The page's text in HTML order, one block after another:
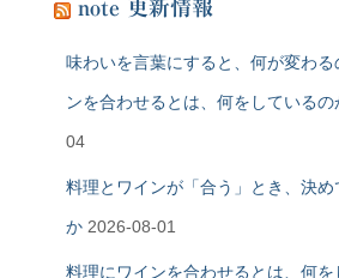
note 更新情報
味わいを言葉にすると、何が変わ
ンを合わせるとは、何をしているの
04
料理とワインが「合う」とき、決
か 2026-08-01
料理にワインを合わせるとは、何を